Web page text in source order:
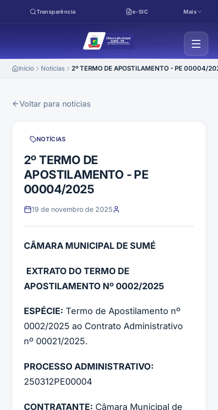
Transparência e-SIC Mais
Início Notícias 2º TERMO DE APOSTILAMENTO - PE 00004/
Voltar para notícias
NOTÍCIAS
2º TERMO DE
APOSTILAMENTO - PE
00004/2025
19 de novembro de 2025
CÂMARA MUNICIPAL DE SUMÉ
EXTRATO DO TERMO DE
APOSTILAMENTO Nº 0002/2025
ESPÉCIE: Termo de Apostilamento nº
0002/2025 ao Contrato Administrativo
nº 00021/2025.
PROCESSO ADMINISTRATIVO:
250312PE00004
CONTRATANTE: Câmara Municipal de